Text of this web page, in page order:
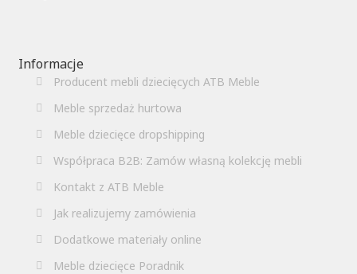
Informacje
Producent mebli dziecięcych ATB Meble
Meble sprzedaż hurtowa
Meble dziecięce dropshipping
Współpraca B2B: Zamów własną kolekcję mebli
Kontakt z ATB Meble
Jak realizujemy zamówienia
Dodatkowe materiały online
Meble dziecięce Poradnik